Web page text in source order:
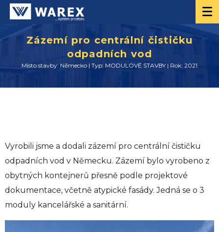
Zázemí pro centrální čističku
odpadních vod
Místo stavby: Německo | Typ: MODULOVÉ STAVBY | Rok: 2021
Vyrobili jsme a dodali zázemí pro centrální čističku
odpadních vod v Německu. Zázemí bylo vyrobeno z
obytných kontejnerů přesně podle projektové
dokumentace, včetně atypické fasády. Jedná se o 3
moduly kancelářské a sanitární.